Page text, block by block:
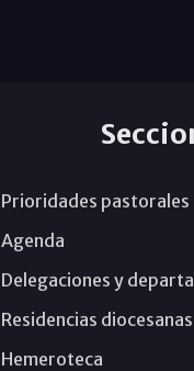
Prioridades pastorales
Agenda
Delegaciones y
Residencias diocesanas
Hemeroteca